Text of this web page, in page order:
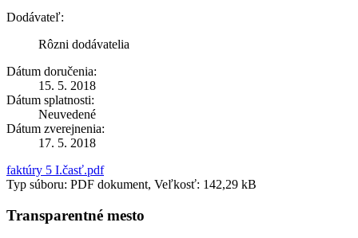
Dodávateľ:
Rôzni dodávatelia
Dátum doručenia:
15. 5. 2018
Dátum splatnosti:
Neuvedené
Dátum zverejnenia:
17. 5. 2018
faktúry 5 I.časť.pdf
Typ súboru: PDF dokument, Veľkosť: 142,29 kB
Transparentné mesto